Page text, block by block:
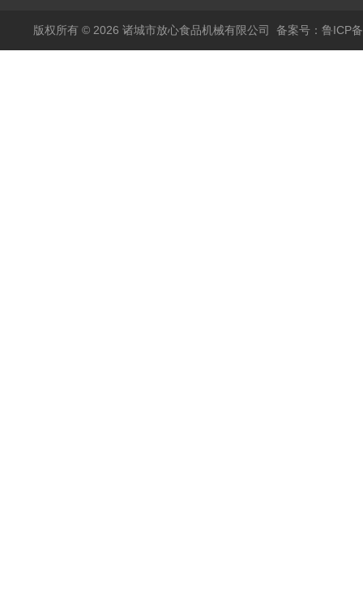
版权所有 © 2026 诸城市放心食品机械有限公司 备案号：鲁ICP